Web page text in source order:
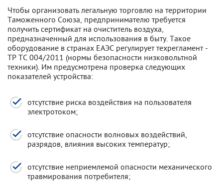
Чтобы организовать легальную торговлю на территории
Таможенного Союза, предпринимателю требуется
получить сертификат на очиститель воздуха,
предназначенный для использования в быту. Такое
оборудование в странах ЕАЭС регулирует техрегламент -
ТР ТС 004/2011 (нормы безопасности низковольтной
техники). Им предусмотрена проверка следующих
показателей устройства:
отсутствие риска воздействия на пользователя
электротоком;
отсутствие опасности волновых воздействий,
разрядов, влияния высоких температур;
отсутствие неприемлемой опасности механического
травмирования потребителя;